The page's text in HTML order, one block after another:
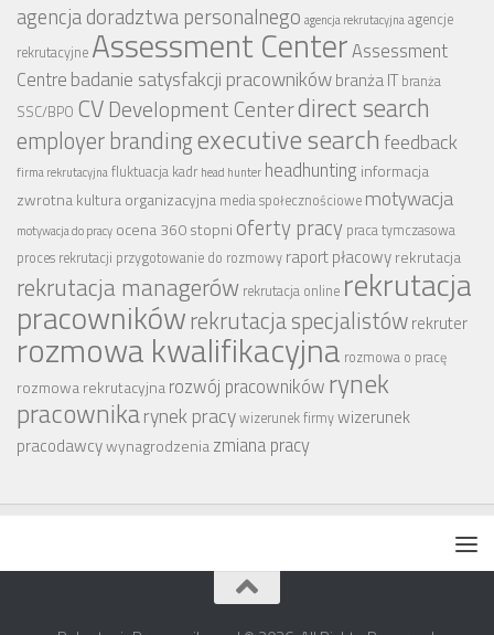
agencja doradztwa personalnego agencja rekrutacyjnaagencje
rekrutacyjne Assessment CenterAssessment
Centre badanie satysfakcji pracownikówbranża IT branża
SSC/BPO CV Development Centerdirect search
employer brandingexecutive searchfeedback
firma rekrutacyjnafluktuacja kadr head hunter headhunting informacja
zwrotnakultura organizacyjna media społecznościowe motywacja
motywacja do pracy ocena 360 stopni oferty pracy praca tymczasowa
proces rekrutacji przygotowanie do rozmowy raport płacowyrekrutacja
rekrutacja managerów rekrutacja online rekrutacja
pracownikówrekrutacja specjalistówrekruter
rozmowa kwalifikacyjna rozmowa o pracę
rozmowa rekrutacyjnarozwój pracowników rynek
pracownikarynek pracywizerunek firmywizerunek
pracodawcywynagrodzeniazmiana pracy